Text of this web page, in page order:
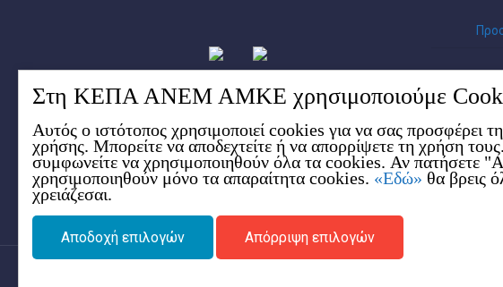
Στη ΚΕΠΑ ΑΝΕΜ ΑΜΚΕ χρησιμοποιούμε
Αυτός ο ιστότοπος χρησιμοποιεί cookies για να σας προσφέρει
χρήσης. Μπορείτε να αποδεχτείτε ή να απορρίψετε τη χρήση
συμφωνείτε να χρησιμοποιηθούν όλα τα cookies. Αν πατήσετε
χρησιμοποιηθούν μόνο τα απαραίτητα cookies. «Εδώ» θα βρεις
χρειάζεσαι.
Αποδοχή επιλογών Απόρριψη επιλογών